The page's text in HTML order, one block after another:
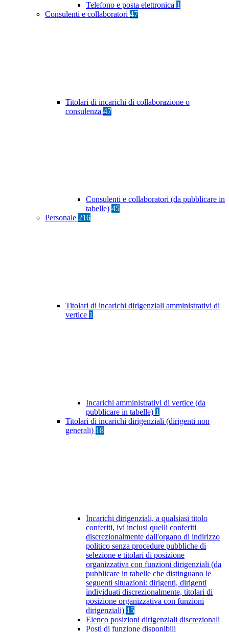
Telefono e posta elettronica 1
Consulenti e collaboratori 47
Titolari di incarichi di collaborazione o
consulenza 47
Consulenti e collaboratori (da pubblicare in
tabelle) 45
Personale 216
Titolari di incarichi dirigenziali amministrativi di
vertice 1
Incarichi amministrativi di vertice (da
pubblicare in tabelle) 1
Titolari di incarichi dirigenziali (dirigenti non
generali) 18
Incarichi dirigenziali, a qualsiasi titolo
conferiti, ivi inclusi quelli conferiti
discrezionalmente dall'organo di indirizzo
politico senza procedure pubbliche di
selezione e titolari di posizione
organizzativa con funzioni dirigenziali (da
pubblicare in tabelle che distinguano le
seguenti situazioni: dirigenti, dirigenti
individuati discrezionalmente, titolari di
posizione organizzativa con funzioni
dirigenziali) 15
Elenco posizioni dirigenziali discrezionali
Posti di funzione disponibili